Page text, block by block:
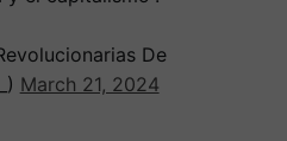
De
March 21, 2024